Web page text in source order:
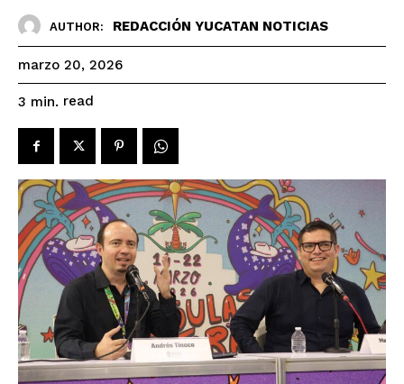
AUTHOR: REDACCIÓN YUCATAN NOTICIAS
marzo 20, 2026
3 min. read